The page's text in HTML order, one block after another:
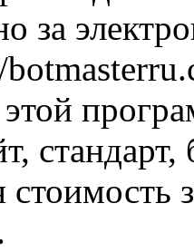
за
этой
стандарт,